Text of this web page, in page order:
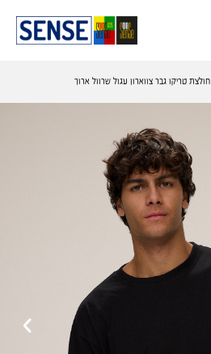
חולצת טריקו גבר צווארון עגול שרוול ארוך
›